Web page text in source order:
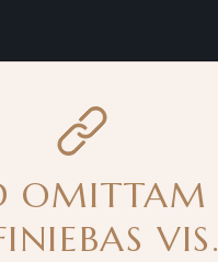
OMITTAM
VIS.